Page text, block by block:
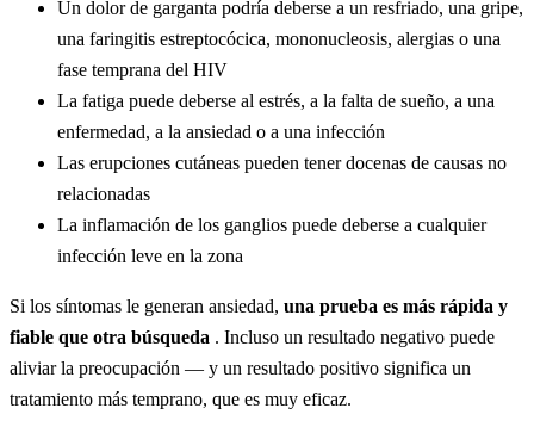
Un dolor de garganta podría deberse a un resfriado, una gripe,
una faringitis estreptocócica, mononucleosis, alergias o una
fase temprana del HIV
La fatiga puede deberse al estrés, a la falta de sueño, a una
enfermedad, a la ansiedad o a una infección
Las erupciones cutáneas pueden tener docenas de causas no
relacionadas
La inflamación de los ganglios puede deberse a cualquier
infección leve en la zona
Si los síntomas le generan ansiedad, una prueba es más rápida y
fiable que otra búsqueda . Incluso un resultado negativo puede
aliviar la preocupación — y un resultado positivo significa un
tratamiento más temprano, que es muy eficaz.